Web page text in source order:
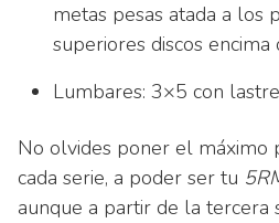
metas pesas atada a los
superiores discos encima
Lumbares: 3×5 con lastre
No olvides poner el máximo
cada serie, a poder ser tu
aunque a partir de la tercera